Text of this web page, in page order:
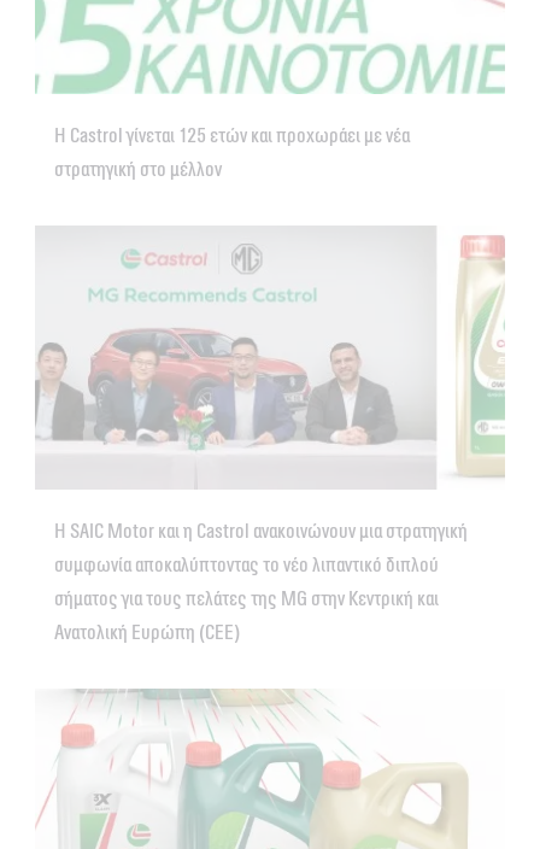
Η Castrol γίνεται 125 ετών και προχωράει με νέα
στρατηγική στο μέλλον
Η SAIC Motor και η Castrol ανακοινώνουν μια στρατηγική
συμφωνία αποκαλύπτοντας το νέο λιπαντικό διπλού
σήματος για τους πελάτες της MG στην Κεντρική και
Ανατολική Ευρώπη (CEE)